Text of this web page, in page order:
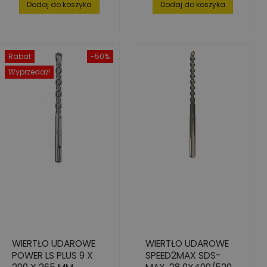
Dodaj do koszyka Dodaj do koszyka
-50%
Rabat
Wyprzedaż!
WIERTŁO UDAROWE
POWER LS PLUS 9 X
WIERTŁO UDAROWE
SPEED2MAX SDS-